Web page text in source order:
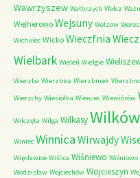
Wawrzyszew Wałbrzych Wałcz
Wejherowo Wejsuny Welzow
Wichulec Wicko Wieczfnia
Wielbark Wieleń Wielgie
Wierzba Wierzbica Wierzbinek Wierzbno
Wierzchy Wiesiółka Wiewiec Wiewiórów
Wilczęta Wilga WilkasyWilków
Winiec Winnica Wirwajdy
Więcławice Wiślica Wiśniewo Wiśniowo
Wodzisław Wojciechów Wojcieszyn